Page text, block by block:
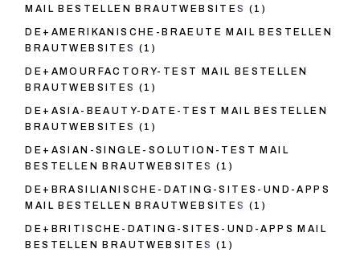
MAIL BESTELLEN BRAUTWEBSITES (1)
DE+AMERIKANISCHE-BRAEUTE MAIL BESTELLEN
BRAUTWEBSITES (1)
DE+AMOURFACTORY-TEST MAIL BESTELLEN
BRAUTWEBSITES (1)
DE+ASIA-BEAUTY-DATE-TEST MAIL BESTELLEN
BRAUTWEBSITES (1)
DE+ASIAN-SINGLE-SOLUTION-TEST MAIL
BESTELLEN BRAUTWEBSITES (1)
DE+BRASILIANISCHE-DATING-SITES-UND-APPS
MAIL BESTELLEN BRAUTWEBSITES (1)
DE+BRITISCHE-DATING-SITES-UND-APPS MAIL
BESTELLEN BRAUTWEBSITES (1)